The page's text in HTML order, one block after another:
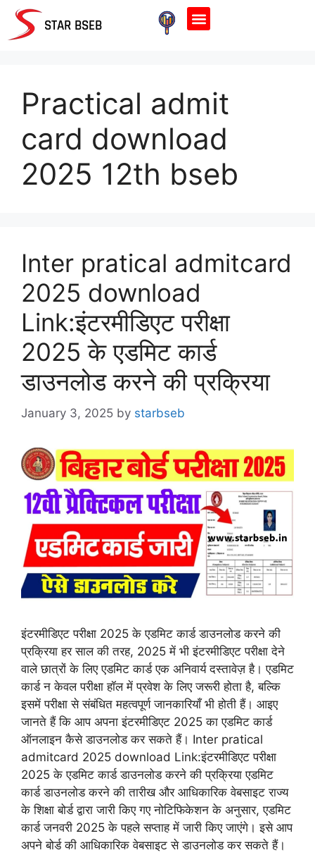
STAR BSEB
Practical admit
card download
2025 12th bseb
Inter pratical admitcard
2025 download
Link:इंटरमीडिएट परीक्षा
2025 के एडमिट कार्ड
डाउनलोड करने की प्रक्रिया
January 3, 2025 by starbseb
इंटरमीडिएट परीक्षा 2025 के एडमिट कार्ड डाउनलोड करने की
प्रक्रिया हर साल की तरह, 2025 में भी इंटरमीडिएट परीक्षा देने
वाले छात्रों के लिए एडमिट कार्ड एक अनिवार्य दस्तावेज़ है। एडमिट
कार्ड न केवल परीक्षा हॉल में प्रवेश के लिए जरूरी होता है, बल्कि
इसमें परीक्षा से संबंधित महत्वपूर्ण जानकारियाँ भी होती हैं। आइए
जानते हैं कि आप अपना इंटरमीडिएट 2025 का एडमिट कार्ड
ऑनलाइन कैसे डाउनलोड कर सकते हैं। Inter pratical
admitcard 2025 download Link:इंटरमीडिएट परीक्षा
2025 के एडमिट कार्ड डाउनलोड करने की प्रक्रिया एडमिट
कार्ड डाउनलोड करने की तारीख और आधिकारिक वेबसाइट राज्य
के शिक्षा बोर्ड द्वारा जारी किए गए नोटिफिकेशन के अनुसार, एडमिट
कार्ड जनवरी 2025 के पहले सप्ताह में जारी किए जाएंगे। इसे आप
अपने बोर्ड की आधिकारिक वेबसाइट से डाउनलोड कर सकते हैं।